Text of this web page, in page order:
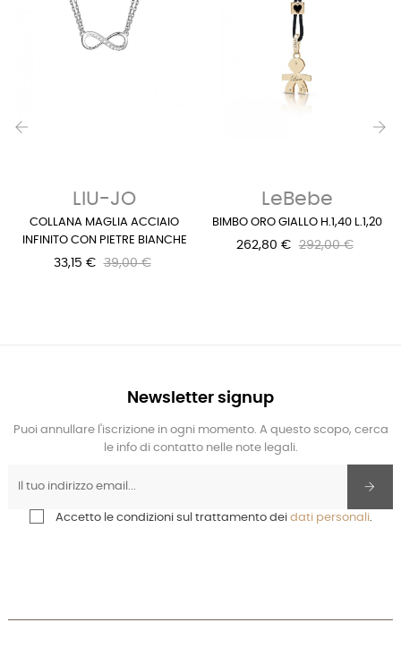
LIU-JO
COLLANA MAGLIA ACCIAIO
INFINITO CON PIETRE BIANCHE
33,15 € 39,00 €
LeBebe
BIMBO ORO GIALLO H.1,40 L.1,20
262,80 € 292,00 €
Newsletter signup
Puoi annullare l'iscrizione in ogni momento. A questo scopo, cerca
le info di contatto nelle note legali.
Accetto le condizioni sul trattamento dei dati personali.